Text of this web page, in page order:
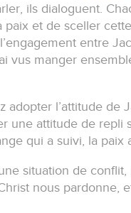
ils dialoguent.
et de sceller
entre
vus manger
adopter l’attitude de
une attitude de repli
qui a suivi, la paix
situation de conflit,
nous pardonne,